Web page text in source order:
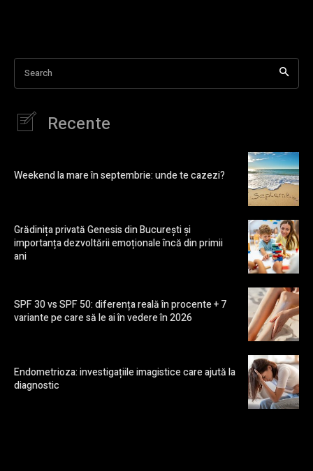
Search
Recente
Weekend la mare în septembrie: unde te cazezi?
Grădinița privată Genesis din București și
importanța dezvoltării emoționale încă din primii
ani
SPF 30 vs SPF 50: diferența reală în procente + 7
variante pe care să le ai în vedere în 2026
Endometrioza: investigațiile imagistice care ajută la
diagnostic